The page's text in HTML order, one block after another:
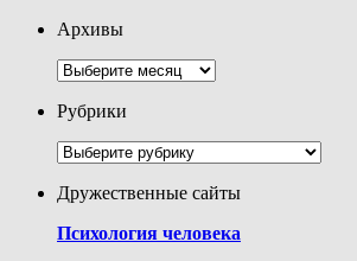
Архивы
Архивы
Рубрики
Рубрики
Дружественные сайты
Психология человека